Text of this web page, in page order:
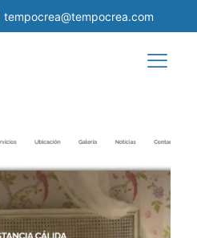
tempocrea@tempocrea.com